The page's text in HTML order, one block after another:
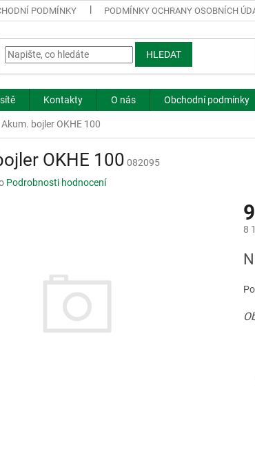
PODMÍNKY PODMÍNKY OCHRANY OSOBNÍCH
HLEDAT
Kontakty O nás Obchodní podmínky
Akum. bojler OKHE 100
OKHE 100 082095
Podrobnosti hodnocení
8